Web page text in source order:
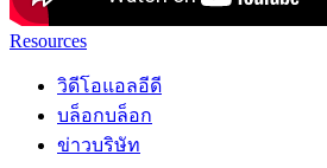
Resources
วิดีโอแอลอีดี
บล็อกบล็อก
ข่าวบริษัท